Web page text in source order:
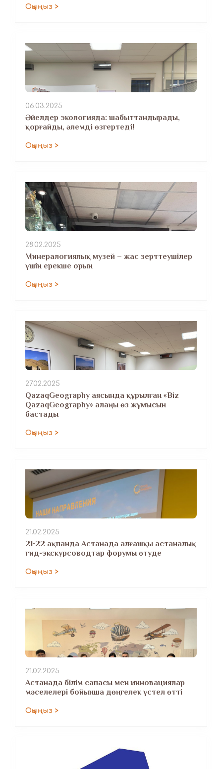
Оқыңыз >
06.03.2025
Әйелдер экологияда: шабыттандырады,
қорғайды, әлемді өзгертеді!
Оқыңыз >
28.02.2025
Минералогиялық музей – жас зерттеушілер
үшін ерекше орын
Оқыңыз >
27.02.2025
QazaqGeography аясында құрылған «Biz
QazaqGeography» алаңы өз жұмысын
бастады
Оқыңыз >
21.02.2025
21-22 ақпанда Астанада алғашқы астаналық
гид-экскурсоводтар форумы өтуде
Оқыңыз >
21.02.2025
Астанада білім сапасы мен инновациялар
мәселелері бойынша дөңгелек үстел өтті
Оқыңыз >